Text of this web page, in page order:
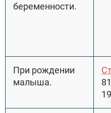
беременности.
При рождении
малыша.